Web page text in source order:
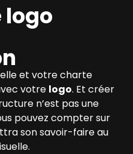
logo
et votre charte
votre logo. Et créer
n’est pas une
pouvez compter sur
son savoir-faire au